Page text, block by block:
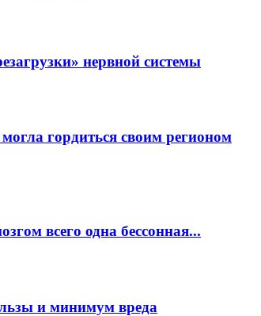
нервной системы
гордиться своим регионом
всего одна бессонная...
и минимум вреда